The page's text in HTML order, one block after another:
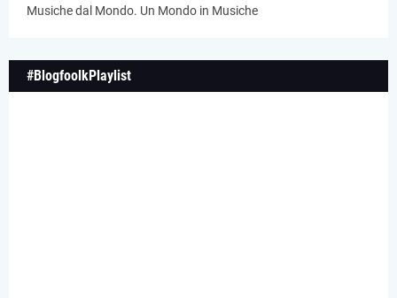
Musiche dal Mondo. Un Mondo in Musiche
#BlogfoolkPlaylist